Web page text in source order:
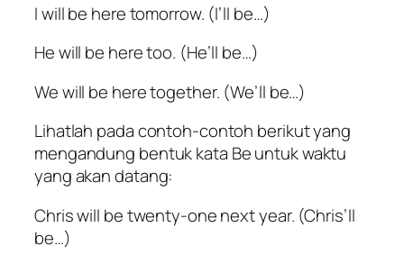
I will be here tomorrow. (I’ll be…)
He will be here too. (He’ll be…)
We will be here together. (We’ll be…)
Lihatlah pada contoh-contoh berikut yang
mengandung bentuk kata Be untuk waktu
yang akan datang:
Chris will be twenty-one next year. (Chris’ll
be…)